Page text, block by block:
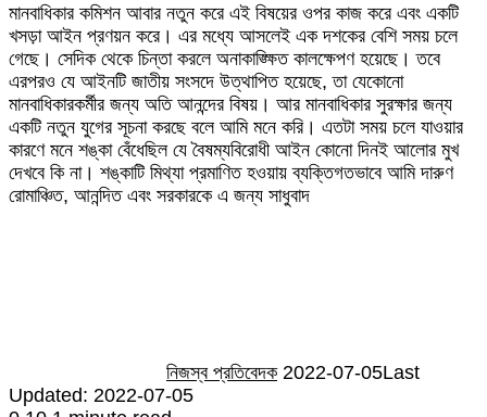
মানবাধিকার কমিশন আবার নতুন করে এই বিষয়ের ওপর কাজ করে এবং একটি
খসড়া আইন প্রণয়ন করে। এর মধ্যে আসলেই এক দশকের বেশি সময় চলে
গেছে। সেদিক থেকে চিন্তা করলে অনাকাঙ্ক্ষিত কালক্ষেপণ হয়েছে। তবে
এরপরও যে আইনটি জাতীয় সংসদে উত্থাপিত হয়েছে, তা যেকোনো
মানবাধিকারকর্মীর জন্য অতি আনন্দের বিষয়। আর মানবাধিকার সুরক্ষার জন্য
একটি নতুন যুগের সূচনা করছে বলে আমি মনে করি। এতটা সময় চলে যাওয়ার
কারণে মনে শঙ্কা বেঁধেছিল যে বৈষম্যবিরোধী আইন কোনো দিনই আলোর মুখ
দেখবে কি না। শঙ্কাটি মিথ্যা প্রমাণিত হওয়ায় ব্যক্তিগতভাবে আমি দারুণ
রোমাঞ্চিত, আনন্দিত এবং সরকারকে এ জন্য সাধুবাদ
নিজস্ব প্রতিবেদক 2022-07-05Last
Updated: 2022-07-05